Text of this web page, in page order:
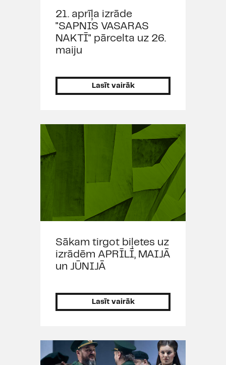
21. aprīļa izrāde
"SAPNIS VASARAS
NAKTĪ" pārcelta uz 26.
maiju
Lasīt vairāk
Sākam tirgot biļetes uz
izrādēm APRĪLĪ, MAIJĀ
un JŪNIJĀ
Lasīt vairāk